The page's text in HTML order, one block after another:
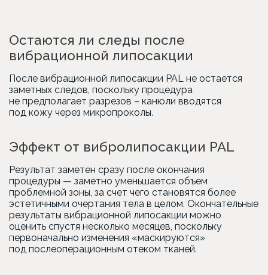
Остаются ли следы после
вибрационной липосакции
После вибрационной липосакции PAL не остается
заметных следов, поскольку процедура
не предполагает разрезов – канюли вводятся
под кожу через микропроколы.
Эффект от вибролипосакции PAL
Результат заметен сразу после окончания
процедуры — заметно уменьшается объем
проблемной зоны, за счет чего становятся более
эстетичными очертания тела в целом. Окончательные
результаты вибрационной липосакции можно
оценить спустя несколько месяцев, поскольку
первоначально изменения «маскируются»
под послеоперационным отеком тканей.